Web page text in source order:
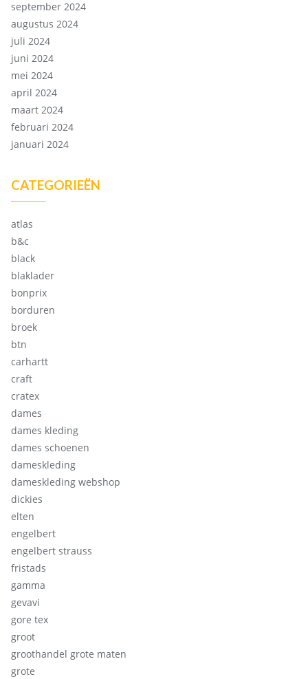
september 2024
augustus 2024
juli 2024
juni 2024
mei 2024
april 2024
maart 2024
februari 2024
januari 2024
CATEGORIEËN
atlas
b&c
black
blaklader
bonprix
borduren
broek
btn
carhartt
craft
cratex
dames
dames kleding
dames schoenen
dameskleding
dameskleding webshop
dickies
elten
engelbert
engelbert strauss
fristads
gamma
gevavi
gore tex
groot
groothandel grote maten
grote